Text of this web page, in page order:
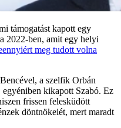
támogatást kapott egy
2022-ben, amit egy helyi
meg tudott volna
a szelfik Orbán
kikapott Szabó. Ez
frissen felesküdött
döntnökeiét, mert maradt